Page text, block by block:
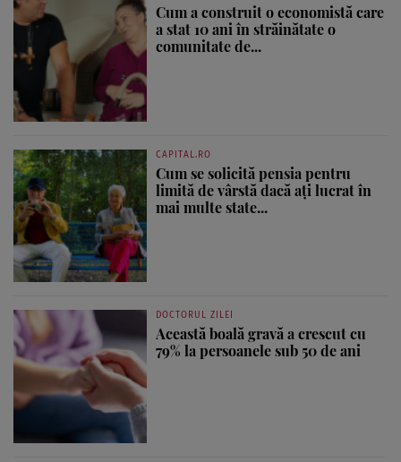
Cum a construit o economistă care
a stat 10 ani în străinătate o
comunitate de...
CAPITAL.RO
Cum se solicită pensia pentru
limită de vârstă dacă ați lucrat în
mai multe state...
DOCTORUL ZILEI
Această boală gravă a crescut cu
79% la persoanele sub 50 de ani